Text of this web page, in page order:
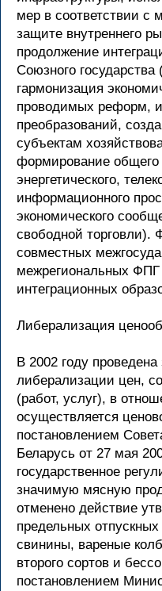
мер в соответствии с
защите внутреннего
продолжение
Союзного
гармонизация
проводимых реформ,
преобразований,
субъектам
формирование общего
энергетического,
информационного
экономического
свободной
совместных
межрегиональных
интеграционных
Либерализация
В 2002 году
либерализации цен,
(работ, услуг), в
осуществляется
постановлением
Беларусь от 27 мая
государственное
значимую мясную
отменено действие
предельных
свинины, вареные
второго сортов и
постановлением